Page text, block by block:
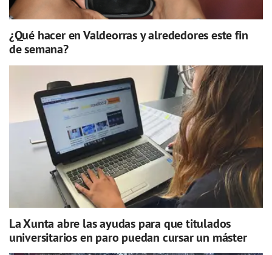
¿Qué hacer en Valdeorras y alrededores este fin
de semana?
La Xunta abre las ayudas para que titulados
universitarios en paro puedan cursar un máster